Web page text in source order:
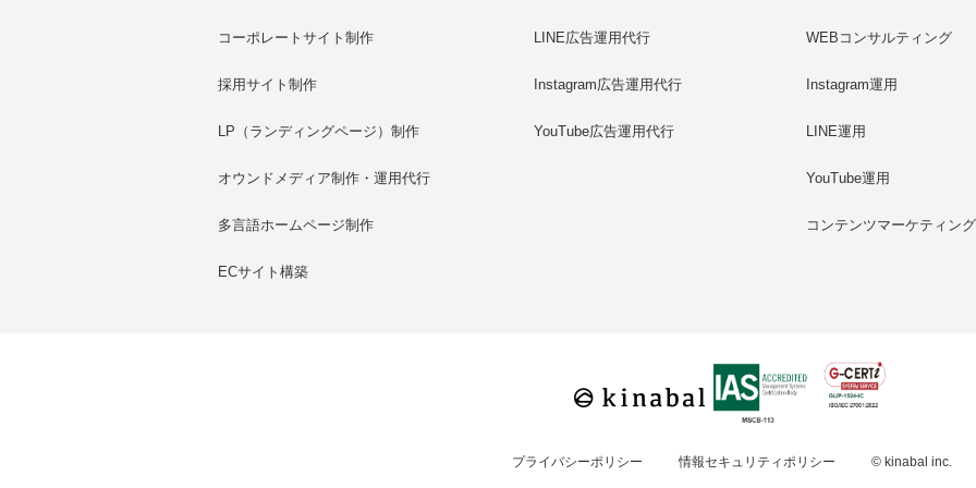
コーポレートサイト制作
採用サイト制作
LP（ランディングページ）制作
オウンドメディア制作・運用代行
多言語ホームページ制作
ECサイト構築
LINE広告運用代行
Instagram広告運用代行
YouTube広告運用代行
WEBコンサルティング
Instagram運用
LINE運用
YouTube運用
コンテンツマーケティング
プライバシーポリシー 情報セキュリティポリシー © kinabal inc.